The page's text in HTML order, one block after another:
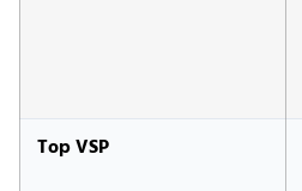
Top VSP